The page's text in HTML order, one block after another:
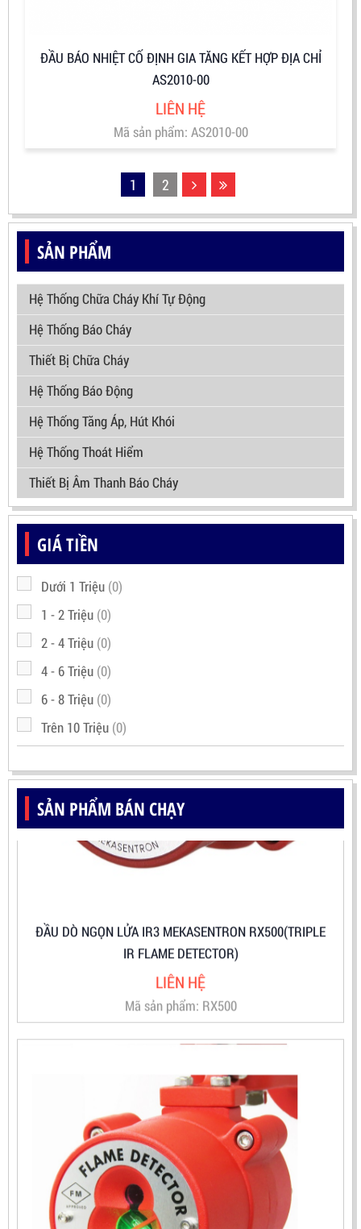
SẢN PHẨM
Hệ Thống Chữa Cháy Khí Tự Động
Hệ Thống Báo Cháy
Thiết Bị Chữa Cháy
Hệ Thống Báo Động
Hệ Thống Tăng Áp, Hút Khói
Hệ Thống Thoát Hiểm
Thiết Bị Âm Thanh Báo Cháy
GIÁ TIỀN
Dưới 1 Triệu (0)
1 - 2 Triệu (0)
2 - 4 Triệu (0)
4 - 6 Triệu (0)
6 - 8 Triệu (0)
Trên 10 Triệu (0)
SẢN PHẨM BÁN CHẠY
ĐẦU DÒ NGỌN LỬA IR3 MEKASENTRON RX500(TRIPLE
Mã sản phẩm: RX500
ĐẦU BÁO NHIỆT CỐ ĐỊNH GIA TĂNG KẾT HỢP ĐỊA CHỈ
AS2010-00
LIÊN HỆ
Mã sản phẩm: AS2010-00
1 2